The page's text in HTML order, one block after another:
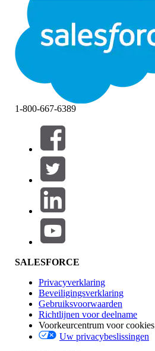
Sluiten Sluiten
Filters (0)
FILTERS SELECTEREN
Productgebied
Invloed op functies
Edition
1-800-667-6389
SALESFORCE
Privacyverklaring
Beveiligingsverklaring
Gebruiksvoorwaarden
Richtlijnen voor deelname
Voorkeurcentrum voor cookies
Uw privacybeslissingen